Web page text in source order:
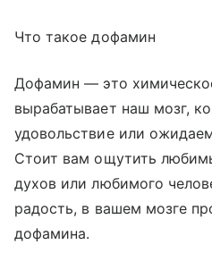
Что такое дофамин
Дофамин — это
вырабатывает наш мозг,
удовольствие или
Стоит вам ощутить
духов или любимого
радость, в вашем мозге
дофамина.